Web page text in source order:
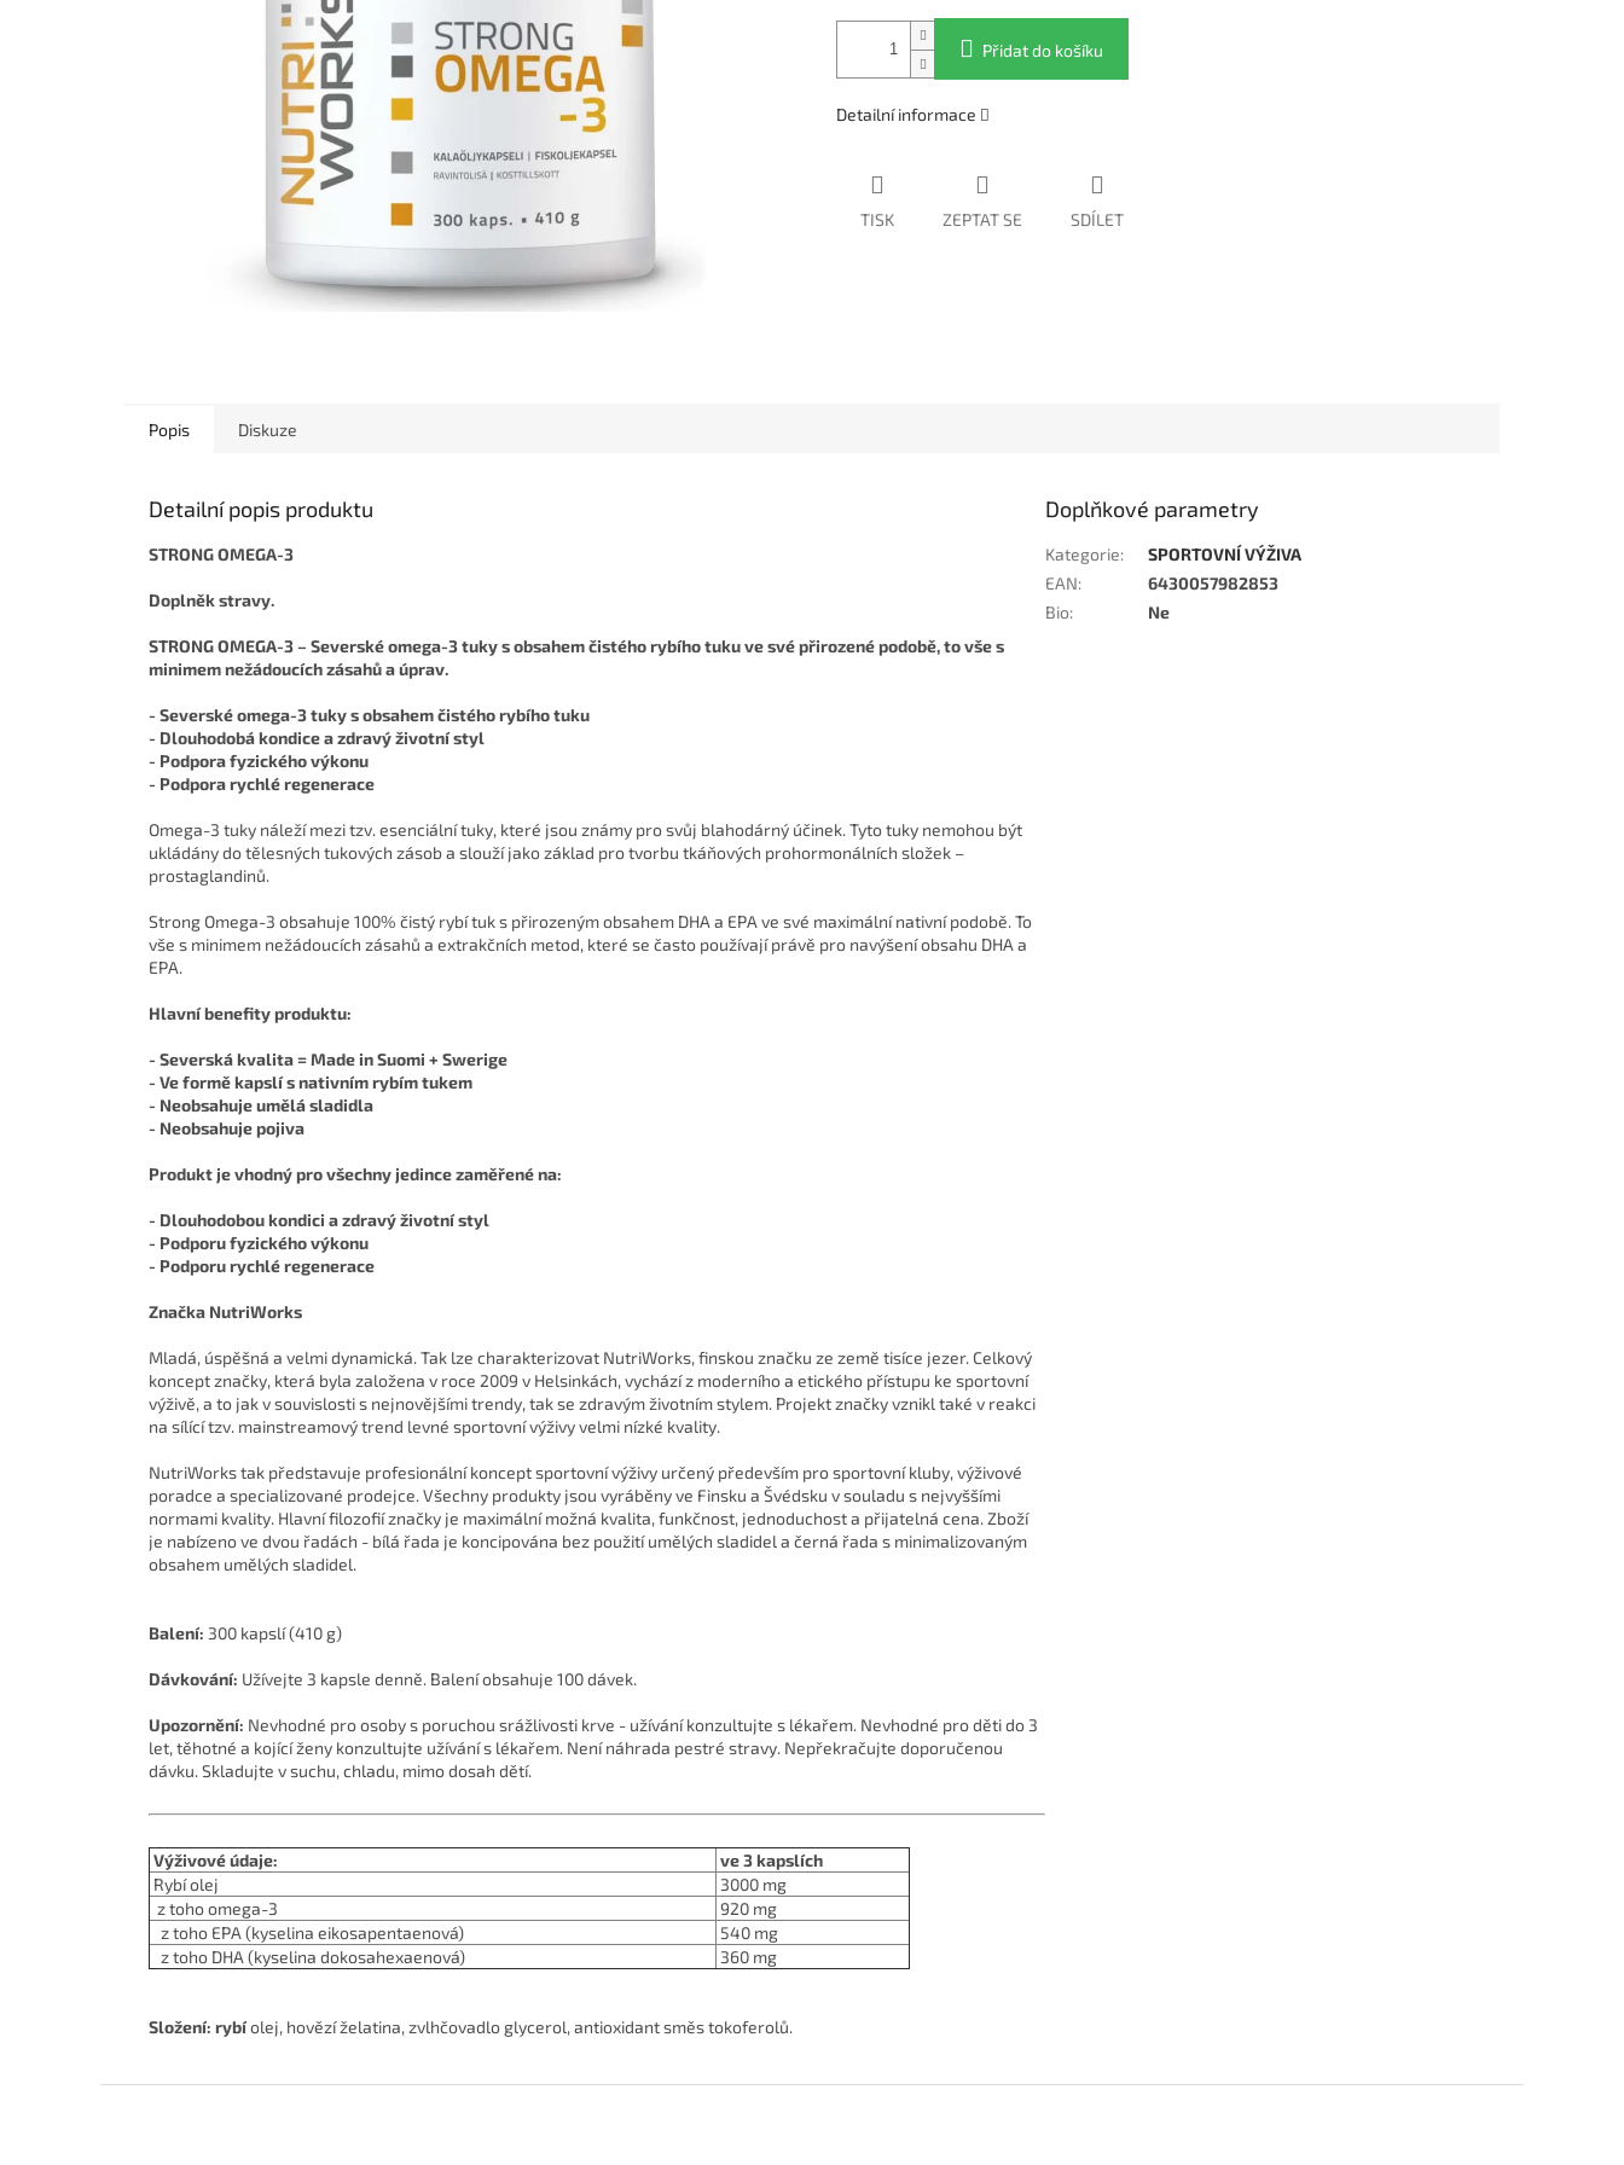
Přidat do košíku
Detailní informace
TISK ZEPTAT SE SDÍLET
Popis Diskuze
Detailní popis produktu
STRONG OMEGA-3
Doplněk stravy.
STRONG OMEGA-3 – Severské omega-3 tuky s obsahem čistého rybího tuku ve své přirozené podobě, to vše s
minimem nežádoucích zásahů a úprav.
- Severské omega-3 tuky s obsahem čistého rybího tuku
- Dlouhodobá kondice a zdravý životní styl
- Podpora fyzického výkonu
- Podpora rychlé regenerace
Omega-3 tuky náleží mezi tzv. esenciální tuky, které jsou známy pro svůj blahodárný účinek. Tyto tuky nemohou být
ukládány do tělesných tukových zásob a slouží jako základ pro tvorbu tkáňových prohormonálních složek –
prostaglandinů.
Strong Omega-3 obsahuje 100% čistý rybí tuk s přirozeným obsahem DHA a EPA ve své maximální nativní podobě. To
vše s minimem nežádoucích zásahů a extrakčních metod, které se často používají právě pro navýšení obsahu DHA a
EPA.
Hlavní benefity produktu:
- Severská kvalita = Made in Suomi + Swerige
- Ve formě kapslí s nativním rybím tukem
- Neobsahuje umělá sladidla
- Neobsahuje pojiva
Produkt je vhodný pro všechny jedince zaměřené na:
- Dlouhodobou kondici a zdravý životní styl
- Podporu fyzického výkonu
- Podporu rychlé regenerace
Značka NutriWorks
Mladá, úspěšná a velmi dynamická. Tak lze charakterizovat NutriWorks, finskou značku ze země tisíce jezer. Celkový
koncept značky, která byla založena v roce 2009 v Helsinkách, vychází z moderního a etického přístupu ke sportovní
výživě, a to jak v souvislosti s nejnovějšími trendy, tak se zdravým životním stylem. Projekt značky vznikl také v reakci
na sílící tzv. mainstreamový trend levné sportovní výživy velmi nízké kvality.
NutriWorks tak představuje profesionální koncept sportovní výživy určený především pro sportovní kluby, výživové
poradce a specializované prodejce. Všechny produkty jsou vyráběny ve Finsku a Švédsku v souladu s nejvyššími
normami kvality. Hlavní filozofií značky je maximální možná kvalita, funkčnost, jednoduchost a přijatelná cena. Zboží
je nabízeno ve dvou řadách - bílá řada je koncipována bez použití umělých sladidel a černá řada s minimalizovaným
obsahem umělých sladidel.
Balení: 300 kapslí (410 g)
Dávkování: Užívejte 3 kapsle denně. Balení obsahuje 100 dávek.
Upozornění: Nevhodné pro osoby s poruchou srážlivosti krve - užívání konzultujte s lékařem. Nevhodné pro děti do 3
let, těhotné a kojící ženy konzultujte užívání s lékařem. Není náhrada pestré stravy. Nepřekračujte doporučenou
dávku. Skladujte v suchu, chladu, mimo dosah dětí.
Výživové údaje:
ve 3 kapslích
Rybí olej
3000 mg
z toho omega-3
920 mg
z toho EPA (kyselina eikosapentaenová)
540 mg
z toho DHA (kyselina dokosahexaenová)
360 mg
Složení: rybíolej, hovězí želatina, zvlhčovadlo glycerol, antioxidant směs tokoferolů.
Doplňkové parametry
Kategorie:
SPORTOVNÍ VÝŽIVA
EAN:
6430057982853
Bio: Ne